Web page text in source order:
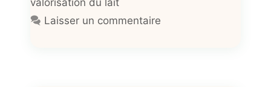
valorisation du lait
Laisser un commentaire